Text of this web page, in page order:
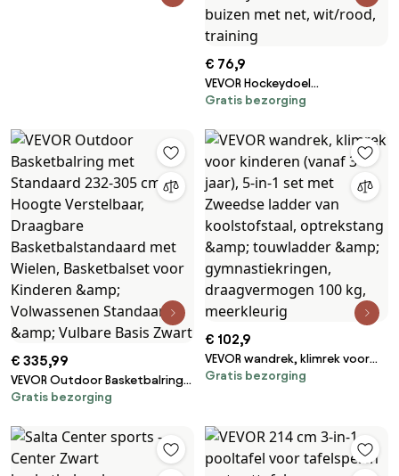
€ 76,9
VEVOR Hockeydoel
Streethockeynet,
183 x 64 x 122 cm
Hockeytrainingsdoelenset,
Officieel professioneel
indoor/outdoor hockeydoel
van stalen buizen met net,
wit/rood, training
Gratis bezorging
€ 335,99
VEVOR Outdoor Basketbalring
met Standaard 232-305 cm
Basketbalstandaard met
Wielen, Basketbalset voor
Gratis bezorging
€ 102,9
VEVOR wandrek, klimrek voor
kinderen (vanaf 3 jaar), 5-in-1
&amp; touwladder &amp;
draagvermogen 100 kg,
Gratis bezorging